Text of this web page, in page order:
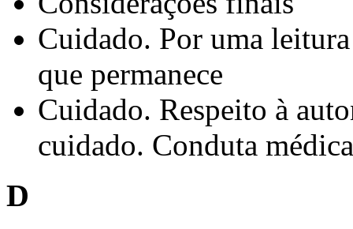
Cuidado. Por uma
que permanece
Cuidado. Respeito à
cuidado. Conduta
D